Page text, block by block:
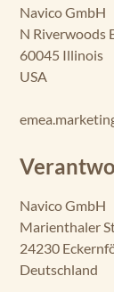
Navico GmbH
N Riverwoods
60045 Illinois
USA
Navico GmbH
Marienthaler
24230
Deutschland